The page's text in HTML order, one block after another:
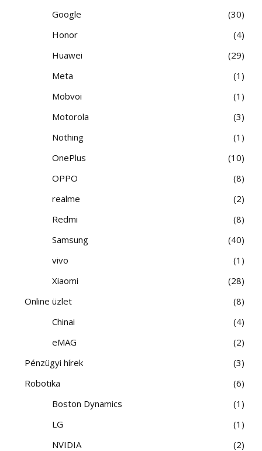
Google
30
Honor
4
Huawei
29
Meta
1
Mobvoi
1
Motorola
3
Nothing
1
OnePlus
10
OPPO
8
realme
2
Redmi
8
Samsung
40
vivo
1
Xiaomi
28
Online üzlet
8
Chinai
4
eMAG
2
Pénzügyi hírek
3
Robotika
6
Boston Dynamics
1
LG
1
NVIDIA
2